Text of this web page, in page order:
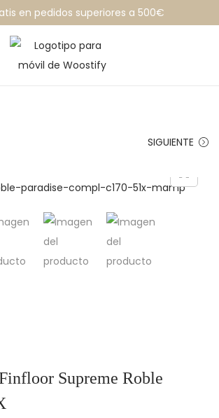
en pedidos superiores a 500€
SIGUIENTE
Supreme Roble